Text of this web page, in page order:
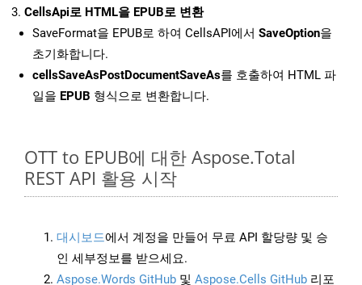
CellsApi로 HTML을 EPUB로 변환
SaveFormat을 EPUB로 하여 CellsAPI에서 SaveOption을
초기화합니다.
cellsSaveAsPostDocumentSaveAs를 호출하여 HTML 파
일을 EPUB 형식으로 변환합니다.
OTT to EPUB에 대한 Aspose.Total
REST API 활용 시작
대시보드에서 계정을 만들어 무료 API 할당량 및 승
인 세부정보를 받으세요.
Aspose.Words GitHub 및 Aspose.Cells GitHub 리포